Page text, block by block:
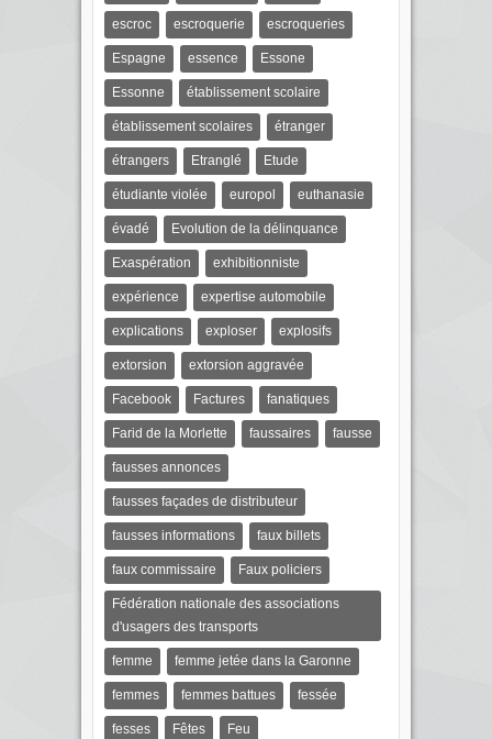
escroc escroquerie escroqueries
Espagne essence Essone
Essonne établissement scolaire
établissement scolaires étranger
étrangers Etranglé Etude
étudiante violée europol euthanasie
évadé Evolution de la délinquance
Exaspération exhibitionniste
expérience expertise automobile
explications exploser explosifs
extorsion extorsion aggravée
Facebook Factures fanatiques
Farid de la Morlette faussaires fausse
fausses annonces
fausses façades de distributeur
fausses informations faux billets
faux commissaire Faux policiers
Fédération nationale des associations
d'usagers des transports
femme femme jetée dans la Garonne
femmes femmes battues fessée
fesses Fêtes Feu